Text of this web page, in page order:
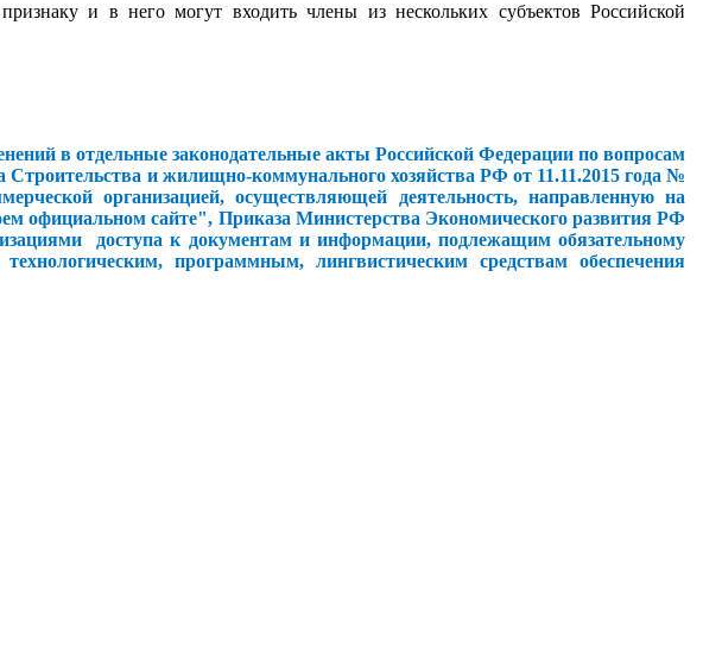
и в него могут входить члены из нескольких субъектов Российской
в отдельные законодательные акты Российской Федерации по вопросам
и жилищно-коммунального хозяйства РФ от 11.11.2015 года №
организацией, осуществляющей деятельность, направленную на
официальном сайте", Приказа Министерства Экономического развития РФ
доступа к документам и информации, подлежащим обязательному
программным, лингвистическим средствам обеспечения